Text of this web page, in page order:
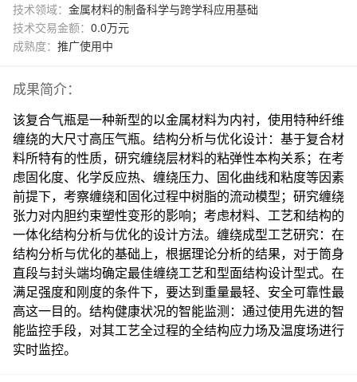
技术领域： 金属材料的制备科学与跨学科应用基础
技术交易金额： 0.0万元
成熟度： 推广使用中
成果简介：
该复合气瓶是一种新型的以金属材料为内衬，使用特种纤维
缠绕的大尺寸高压气瓶。结构分析与优化设计：基于复合材
料所特有的性质，研究缠绕层材料的粘弹性本构关系；在考
虑固化度、化学反应热、缠绕压力、固化曲线和粘度等因素
前提下，考察缠绕和固化过程中树脂的流动模型；研究缠绕
张力对内胆约束塑性变形的影响；考虑材料、工艺和结构的
一体化结构分析与优化的设计方法。缠绕成型工艺研究：在
结构分析与优化的基础上，根据理论分析的结果，对于筒身
直段与封头端均确定最佳缠绕工艺和型面结构设计型式。在
满足强度和刚度的条件下，要达到重量最轻、安全可靠性最
高这一目的。结构健康状况的智能监测：通过使用先进的智
能监控手段，对其工艺全过程的全结构应力场及温度场进行
实时监控。